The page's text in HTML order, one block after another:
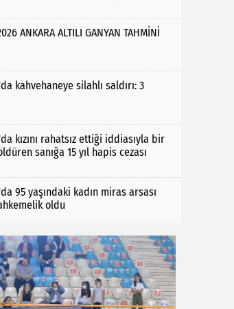
ANKARA ALTILI GANYAN TAHMİNİ
kahvehaneye silahlı saldırı: 3
kızını rahatsız ettiği iddiasıyla bir
sanığa 15 yıl hapis cezası
95 yaşındaki kadın miras arsası
oldu